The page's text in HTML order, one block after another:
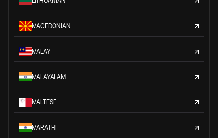
MACEDONIAN
MALAY
MALAYALAM
MALTESE
MARATHI